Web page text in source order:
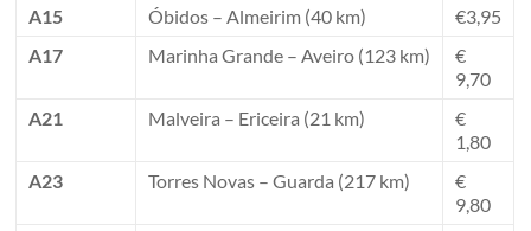
A15
Óbidos – Almeirim (40 km)
€3,95
A17
Marinha Grande – Aveiro (123 km)
€
9,70
A21
Malveira – Ericeira (21 km)
€
1,80
A23
Torres Novas – Guarda (217 km)
€
9,80